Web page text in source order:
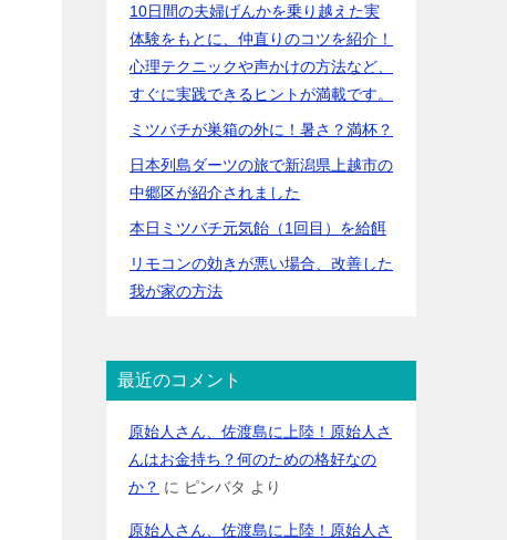
10日間の夫婦げんかを乗り越えた実
体験をもとに、仲直りのコツを紹介！
心理テクニックや声かけの方法など、
すぐに実践できるヒントが満載です。
ミツバチが巣箱の外に！暑さ？満杯？
日本列島ダーツの旅で新潟県上越市の
中郷区が紹介されました
本日ミツバチ元気飴（1回目）を給餌
リモコンの効きが悪い場合、改善した
我が家の方法
最近のコメント
原始人さん、佐渡島に上陸！原始人さ
んはお金持ち？何のための格好なの
か？ に ピンバタ より
原始人さん、佐渡島に上陸！原始人さ